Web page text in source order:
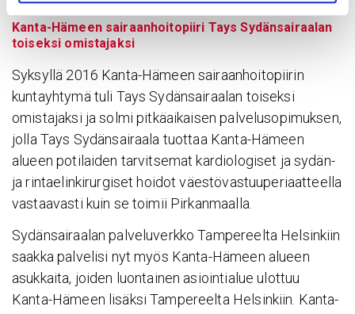
Kanta-Hämeen sairaanhoitopiiri Tays Sydänsairaalan
toiseksi omistajaksi
Syksyllä 2016 Kanta-Hämeen sairaanhoitopiirin
kuntayhtymä tuli Tays Sydänsairaalan toiseksi
omistajaksi ja solmi pitkäaikaisen palvelusopimuksen,
jolla Tays Sydänsairaala tuottaa Kanta-Hämeen
alueen potilaiden tarvitsemat kardiologiset ja sydän-
ja rintaelinkirurgiset hoidot väestövastuuperiaatteella
vastaavasti kuin se toimii Pirkanmaalla.
Sydänsairaalan palveluverkko Tampereelta Helsinkiin
saakka palvelisi nyt myös Kanta-Hämeen alueen
asukkaita, joiden luontainen asiointialue ulottuu
Kanta-Hämeen lisäksi Tampereelta Helsinkiin. Kanta-